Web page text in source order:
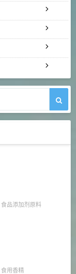
食品添加剂原料
食用香精